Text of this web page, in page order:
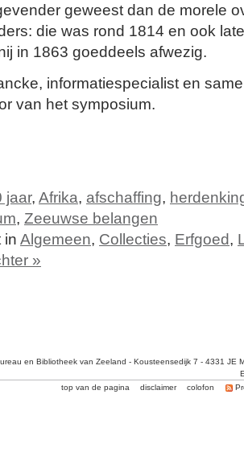
geweest dan de morele
die was rond 1814 en ook
in 1863 goeddeels afwezig.
informatiespecialist en
van het symposium.
jaar, Afrika, afschaffing,
, Zeeuwse belangen
in Algemeen, Collecties, Erfgoed,
»
en Bibliotheek van Zeeland - Kousteensedijk 7 - 4331 JE
top van de pagina
disclaimer colofon